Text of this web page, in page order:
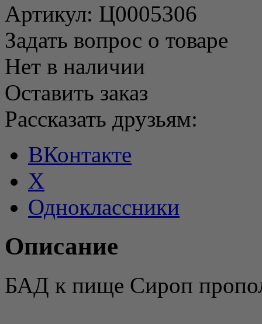
Артикул: Ц0005306
Задать вопрос о товаре
Нет в наличии
Оставить заказ
Рассказать друзьям:
ВКонтакте
X
Одноклассники
Описание
БАД к пище Сироп